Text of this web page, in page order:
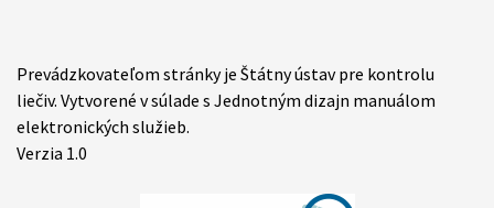
Items
Prevádzkovateľom stránky je Štátny ústav pre kontrolu
liečiv. Vytvorené v súlade s Jednotným dizajn manuálom
elektronických služieb.
Verzia 1.0